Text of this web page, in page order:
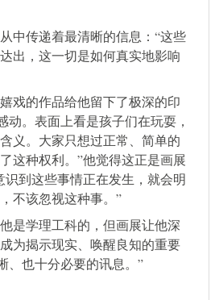
中传递着最清晰的信息：“这些
出，这一切是如何真实地影响
戏的作品给他留下了极深的印
动。表面上看是孩子们在玩耍，
义。大家只想过正常、简单的
这种权利。”他觉得这正是画展
识到这些事情正在发生，就会明
不该忽视这种事。”
是学理工科的，但画展让他深
为揭示现实、唤醒良知的重要
、也十分必要的讯息。”